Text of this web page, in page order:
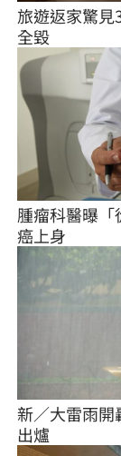
旅遊返家驚
全毀
腫瘤科醫曝
癌上身
新／大雷雨開
出爐